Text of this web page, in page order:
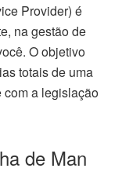
Provider) é
na gestão de
O objetivo
totais de uma
com a legislação
de Man